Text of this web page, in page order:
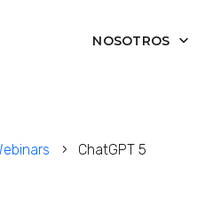
NOSOTROS
ChatGPT 5